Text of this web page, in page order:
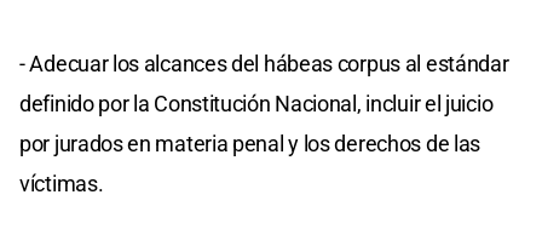
- Adecuar los alcances del hábeas corpus al estándar
definido por la Constitución Nacional, incluir el juicio
por jurados en materia penal y los derechos de las
víctimas.